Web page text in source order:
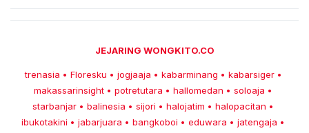
JEJARING WONGKITO.CO
trenasia • Floresku • jogjaaja • kabarminang • kabarsiger •
makassarinsight • potretutara • hallomedan • soloaja •
starbanjar • balinesia • sijori • halojatim • halopacitan •
ibukotakini • jabarjuara • bangkoboi • eduwara • jatengaja •